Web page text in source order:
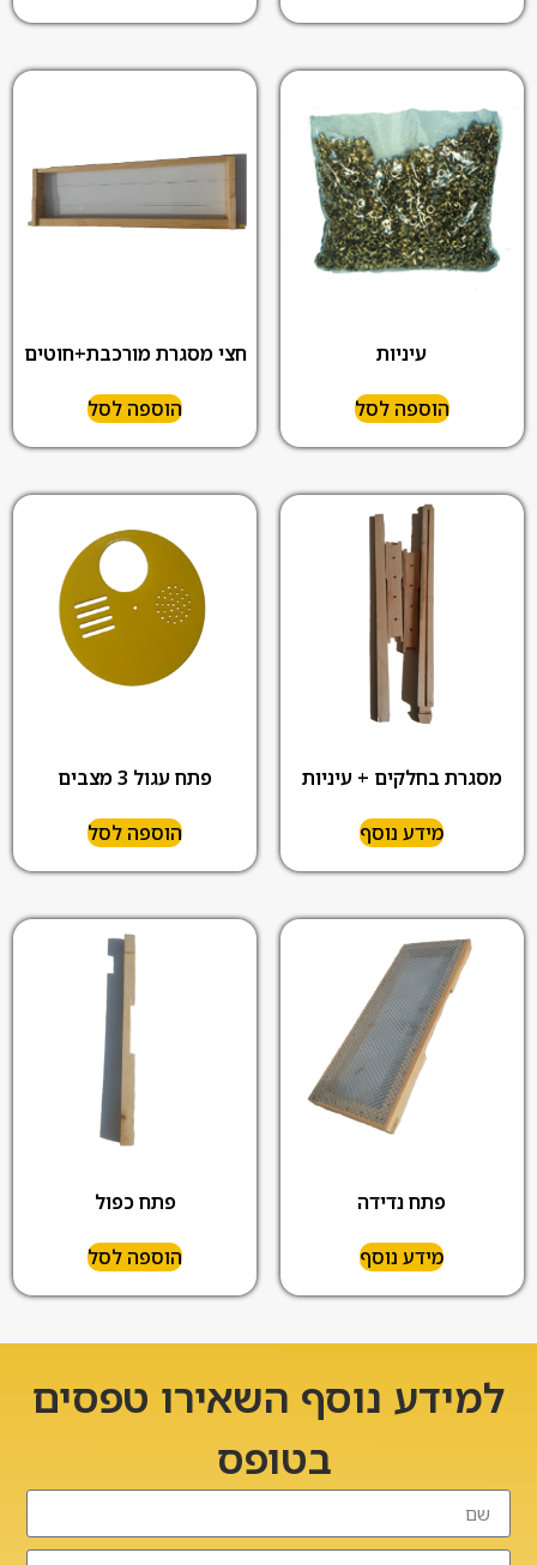
עיניות
הוספה לסל
חצי מסגרת מורכבת+חוטים
הוספה לסל
מסגרת בחלקים + עיניות
מידע נוסף
פתח עגול 3 מצבים
הוספה לסל
פתח נדידה
מידע נוסף
פתח כפול
הוספה לסל
למידע נוסף השאירו טפסים
בטופס